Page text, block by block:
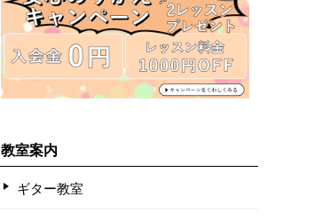
教室案内
ギター教室